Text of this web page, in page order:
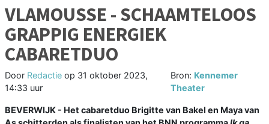
VLAMOUSSE - SCHAAMTELOOS
GRAPPIG ENERGIEK
CABARETDUO
Door Redactie op 31 oktober 2023,
14:33 uur
Bron: Kennemer
Theater
BEVERWIJK - Het cabaretduo Brigitte van Bakel en Maya van